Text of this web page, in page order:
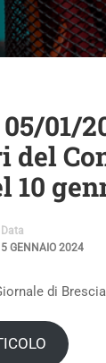
01/
10
Data
5 GENNAIO 2024
di